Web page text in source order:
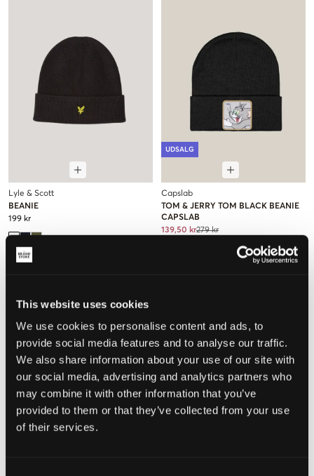
This website uses cookies
We use cookies to personalise content and ads, to
provide social media features and to analyse our traffic.
We also share information about your use of our site with
our social media, advertising and analytics partners who
may combine it with other information that you’ve
provided to them or that they’ve collected from your use
of their services.
Lyle & Scott
BEANIE
199 kr
UDSALG
Capslab
TOM & JERRY TOM BLACK BEANIE
CAPSLAB
139,50 kr279 kr
UDSALG